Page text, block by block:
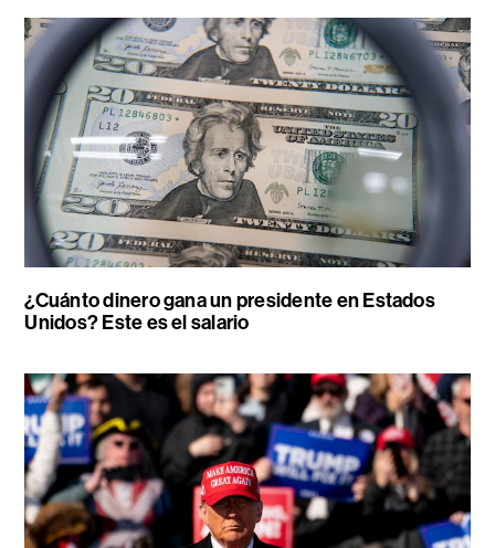
¿Cuánto dinero gana un presidente en Estados
Unidos? Este es el salario